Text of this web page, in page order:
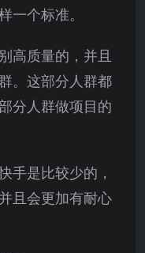
一个标准。
高质量的，并且
。这部分人群都
分人群做项目的
手是比较少的，
且会更加有耐心